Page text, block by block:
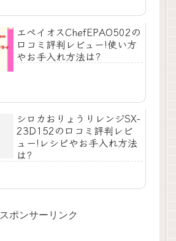
エペイオスChefEPAO502の
口コミ評判レビュー!使い方
やお手入れ方法は?
シロカおりょうりレンジSX-
23D152の口コミ評判レビ
ュー!レシピやお手入れ方法
は?
スポンサーリンク